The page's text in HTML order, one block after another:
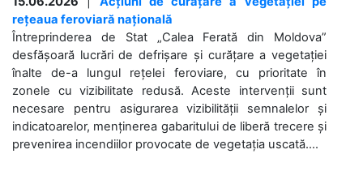
rețeaua feroviară națională
Întreprinderea de Stat „Calea Ferată din Moldova”
desfășoară lucrări de defrișare și curățare a vegetației
înalte de-a lungul rețelei feroviare, cu prioritate în
zonele cu vizibilitate redusă. Aceste intervenții sunt
necesare pentru asigurarea vizibilității semnalelor și
indicatoarelor, menținerea gabaritului de liberă trecere și
prevenirea incendiilor provocate de vegetația uscată....